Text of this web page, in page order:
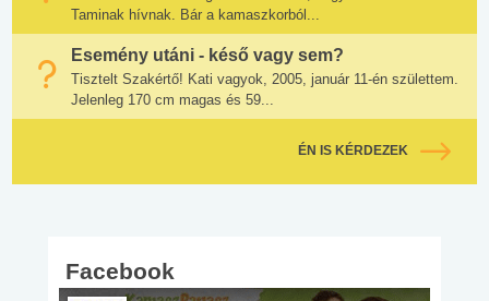
Taminak hívnak. Bár a kamaszkorból...
Esemény utáni - késő vagy sem?
Tisztelt Szakértő! Kati vagyok, 2005, január 11-én születtem.
Jelenleg 170 cm magas és 59...
ÉN IS KÉRDEZEK
Facebook